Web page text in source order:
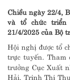
Chiều ngày 22/4,
và tổ chức triển
21/4/2025 của Bộ
Hội nghị được tổ
trực tuyến. Tham
trưởng Cục Xuất
Hải, Trịnh Thị